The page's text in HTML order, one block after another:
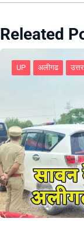
Releated
UP अलीगढ